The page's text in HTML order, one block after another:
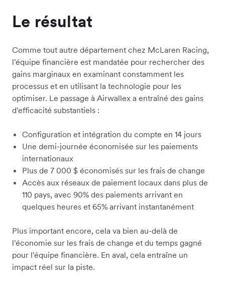
Le résultat
Comme tout autre département chez McLaren Racing,
l'équipe financière est mandatée pour rechercher des
gains marginaux en examinant constamment les
processus et en utilisant la technologie pour les
optimiser. Le passage à Airwallex a entraîné des gains
d'efficacité substantiels :
Configuration et intégration du compte en 14 jours
Une demi-journée économisée sur les paiements
internationaux
Plus de 7 000 $ économisés sur les frais de change
Accès aux réseaux de paiement locaux dans plus de
110 pays, avec 90% des paiements arrivant en
quelques heures et 65% arrivant instantanément
Plus important encore, cela va bien au-delà de
l'économie sur les frais de change et du temps gagné
pour l'équipe financière. En aval, cela entraîne un
impact réel sur la piste.